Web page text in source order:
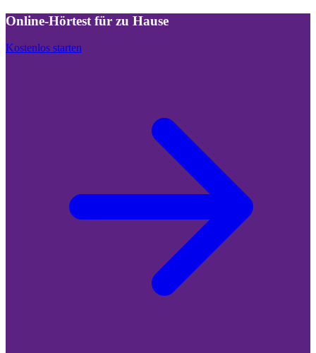
Online-Hörtest für zu Hause
Kostenlos starten